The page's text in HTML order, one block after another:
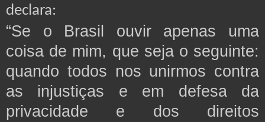
declara:
“Se o Brasil ouvir apenas uma
coisa de mim, que seja o seguinte:
quando todos nos unirmos contra
as injustiças e em defesa da
privacidade e dos direitos